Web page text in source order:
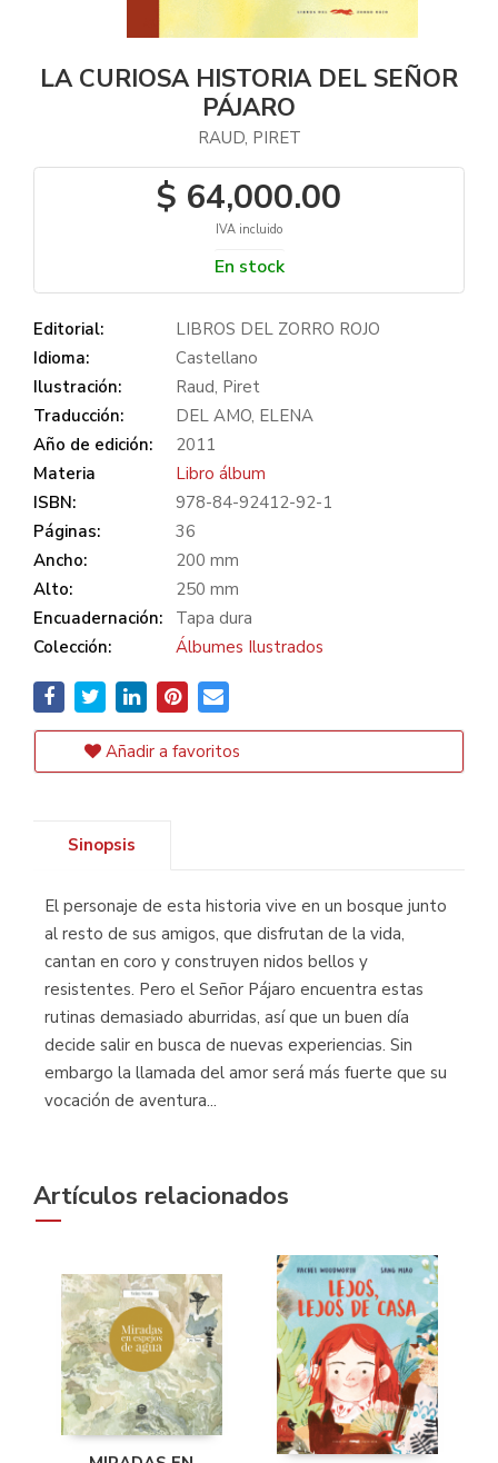
LA CURIOSA HISTORIA DEL SEÑOR
PÁJARO
RAUD, PIRET
$ 64,000.00
IVA incluido
En stock
Editorial:
LIBROS DEL ZORRO ROJO
Idioma:
Castellano
Ilustración:
Raud, Piret
Traducción:
DEL AMO, ELENA
Año de edición:
2011
Materia
Libro álbum
ISBN:
978-84-92412-92-1
Páginas:
36
Ancho:
200 mm
Alto:
250 mm
Encuadernación:
Tapa dura
Colección:
Álbumes Ilustrados
Añadir a favoritos
Sinopsis
El personaje de esta historia vive en un bosque junto
al resto de sus amigos, que disfrutan de la vida,
cantan en coro y construyen nidos bellos y
resistentes. Pero el Señor Pájaro encuentra estas
rutinas demasiado aburridas, así que un buen día
decide salir en busca de nuevas experiencias. Sin
embargo la llamada del amor será más fuerte que su
vocación de aventura...
Artículos relacionados